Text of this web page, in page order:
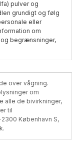
pulver og
grundigt og følg
eller
om
begrænsninger,
over vågning.
om
alle de bivirkninger,
til
København S,